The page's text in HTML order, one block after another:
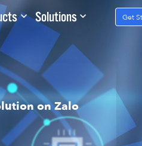
Solutions Get
on Zalo